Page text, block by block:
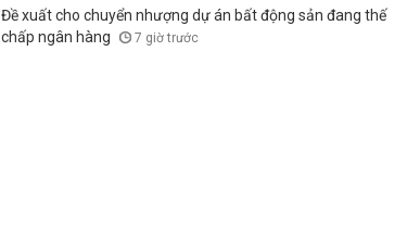
Đề xuất cho chuyển nhượng dự án bất động sản đang thế
chấp ngân hàng
7 giờ trước